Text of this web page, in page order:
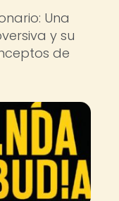
Una
y su
de